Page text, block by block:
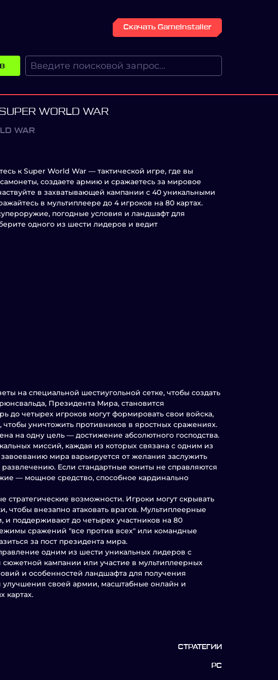
Скачать GameInstaller
WORLD WAR
WAR
к Super World War — тактической игре, где вы
создаете армию и сражаетесь за мировое
в захватывающей кампании с 40 уникальными
в мультиплеере до 4 игроков на 80 картах.
погодные условия и ландшафт для
одного из шести лидеров и ведит
на специальной шестиугольной сетке, чтобы создать
Президента Мира, становится
до четырех игроков могут формировать свои войска,
чтобы уничтожить противников в яростных сражениях.
на одну цель — достижение абсолютного господства.
миссий, каждая из которых связана с одним из
мира варьируется от желания заслужить
Если стандартные юниты не справляются
— мощное средство, способное кардинально
возможности. Игроки могут скрывать
чтобы внезапно атаковать врагов. Мультиплеерные
и поддерживают до четырех участников на 80
сражений "все против всех" или командные
за пост президента мира.
одним из шести уникальных лидеров с
кампании или участие в мультиплеерных
и особенностей ландшафта для получения
своей армии, масштабные онлайн и
картах.
СТРАТЕГИИ
PC